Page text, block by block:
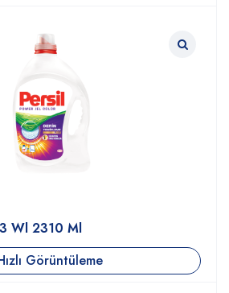
Wl 2310 Ml
Görüntüleme